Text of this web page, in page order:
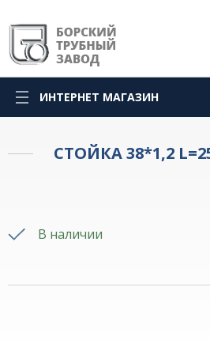
ИНТЕРНЕТ МАГАЗИН
СТОЙКА 38*1,2
В наличии